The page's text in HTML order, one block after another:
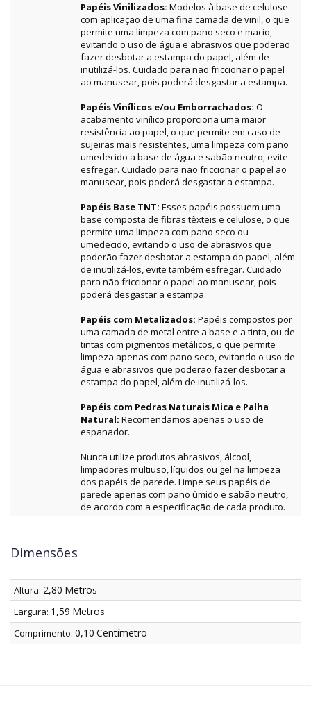
Papéis Vinilizados: Modelos à base de celulose
com aplicação de uma fina camada de vinil, o que
permite uma limpeza com pano seco e macio,
evitando o uso de água e abrasivos que poderão
fazer desbotar a estampa do papel, além de
inutilizá-los. Cuidado para não friccionar o papel
ao manusear, pois poderá desgastar a estampa.
Papéis Vinílicos e/ou Emborrachados: O
acabamento vinílico proporciona uma maior
resistência ao papel, o que permite em caso de
sujeiras mais resistentes, uma limpeza com pano
umedecido a base de água e sabão neutro, evite
esfregar. Cuidado para não friccionar o papel ao
manusear, pois poderá desgastar a estampa.
Papéis Base TNT: Esses papéis possuem uma
base composta de fibras têxteis e celulose, o que
permite uma limpeza com pano seco ou
umedecido, evitando o uso de abrasivos que
poderão fazer desbotar a estampa do papel, além
de inutilizá-los, evite também esfregar. Cuidado
para não friccionar o papel ao manusear, pois
poderá desgastar a estampa.
Papéis com Metalizados: Papéis compostos por
uma camada de metal entre a base e a tinta, ou de
tintas com pigmentos metálicos, o que permite
limpeza apenas com pano seco, evitando o uso de
água e abrasivos que poderão fazer desbotar a
estampa do papel, além de inutilizá-los.
Papéis com Pedras Naturais Mica e Palha
Natural: Recomendamos apenas o uso de
espanador.
Nunca utilize produtos abrasivos, álcool,
limpadores multiuso, líquidos ou gel na limpeza
dos papéis de parede. Limpe seus papéis de
parede apenas com pano úmido e sabão neutro,
de acordo com a especificação de cada produto.
Dimensões
Altura: 2,80 Metros
Largura: 1,59 Metros
Comprimento: 0,10 Centímetro